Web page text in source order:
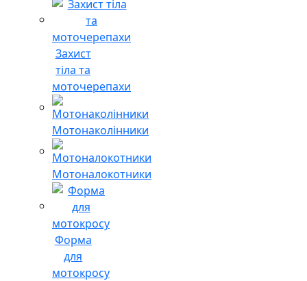
Захист
тіла та
моточерепахи
Мотонаколінники
Мотоналокотники
Форма
для
мотокросу